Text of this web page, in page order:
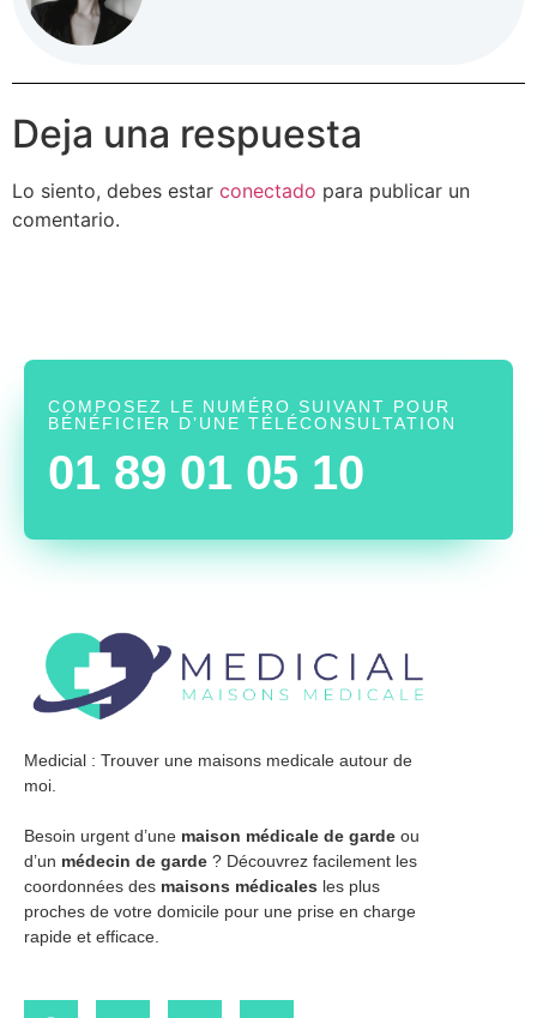
Deja una respuesta
Lo siento, debes estar conectado para publicar un
comentario.
COMPOSEZ LE NUMÉRO SUIVANT POUR
BÉNÉFICIER D’UNE TÉLÉCONSULTATION
01 89 01 05 10
Medicial : Trouver une maisons medicale autour de
moi.
Besoin urgent d’une maison médicale de garde ou
d’un médecin de garde ? Découvrez facilement les
coordonnées des maisons médicales les plus
proches de votre domicile pour une prise en charge
rapide et efficace.